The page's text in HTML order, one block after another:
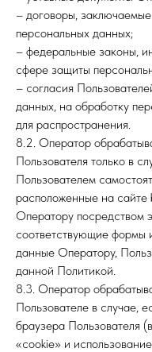
– договоры,
персональных данных;
– федеральные законы,
сфере защиты
– согласия
данных, на обработку
для распространения.
8.2. Оператор
Пользователя только в
Пользователем
расположенные на сайте
Оператору посредством
соответствующие формы
данные Оператору,
данной Политикой.
8.3. Оператор
Пользователе в случае,
браузера Пользователя
«cookie» и